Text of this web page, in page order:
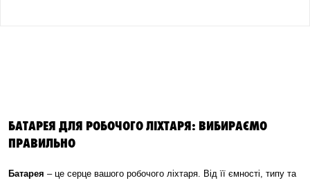
БАТАРЕЯ ДЛЯ РОБОЧОГО ЛІХТАРЯ: ВИБИРАЄМО
ПРАВИЛЬНО
Батарея – це серце вашого робочого ліхтаря. Від її ємності, типу та